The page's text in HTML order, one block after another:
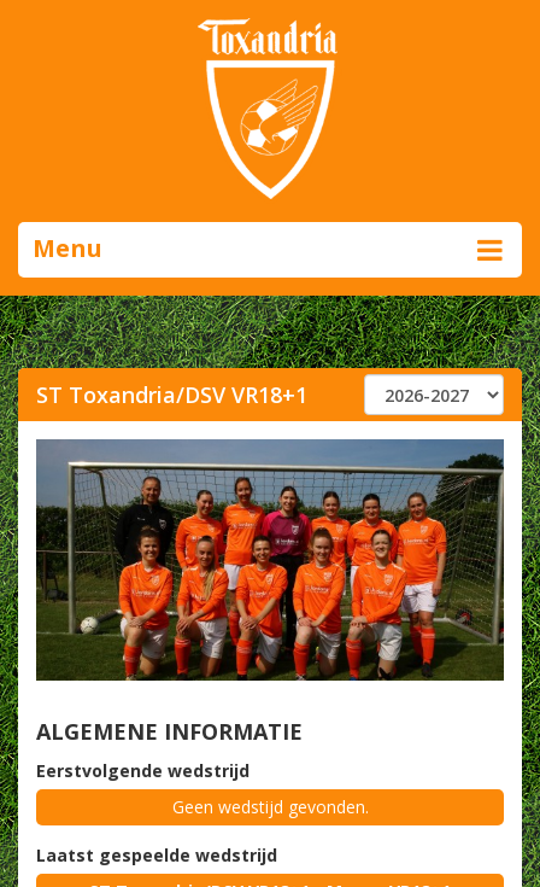
Menu
ST Toxandria/DSV VR18+1
ALGEMENE INFORMATIE
Eerstvolgende wedstrijd
Geen wedstijd gevonden.
Laatst gespeelde wedstrijd